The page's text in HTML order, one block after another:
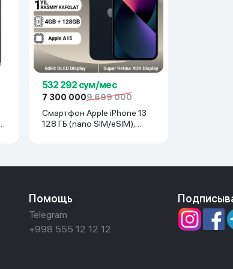
532 292 сум/мес
7 300 0009 699 000
Смартфон Apple iPhone 13
128 ГБ (nano SIM/eSIM),
Помощь
Telegram
+998 555 12 12 12